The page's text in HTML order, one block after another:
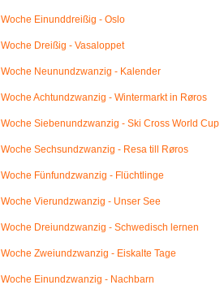
Woche Einunddreißig - Oslo
Woche Dreißig - Vasaloppet
Woche Neunundzwanzig - Kalender
Woche Achtundzwanzig - Wintermarkt in Røros
Woche Siebenundzwanzig - Ski Cross World Cup
Woche Sechsundzwanzig - Resa till Røros
Woche Fünfundzwanzig - Flüchtlinge
Woche Vierundzwanzig - Unser See
Woche Dreiundzwanzig - Schwedisch lernen
Woche Zweiundzwanzig - Eiskalte Tage
Woche Einundzwanzig - Nachbarn